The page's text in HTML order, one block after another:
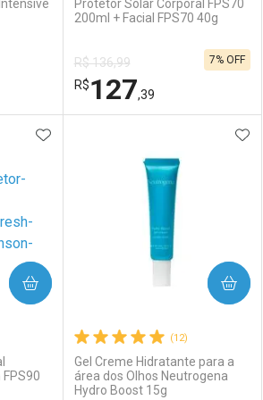
Comprar sem Desconto
Por R$ 48,99/cada
Comprar sem Desconto
Por R$ 48,99/cada
Protetor Solar Corporal FPS70
200ml + Facial FPS70 40g
R$ 136,99
R$127,39
7% OFF
Laboratório
Por Menos
ADICIONAR AOS FAVORITOS
(12)
Gel Creme Hidratante para a
área dos Olhos Neutrogena
Hydro Boost 15g
COMPRAR